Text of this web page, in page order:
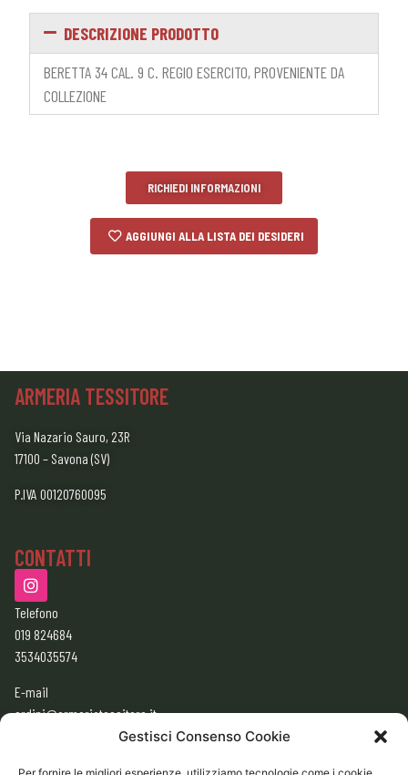
Gestisci Consenso Cookie
DESCRIZIONE PRODOTTO
BERETTA 34 CAL. 9 C. REGIO ESERCITO, PROVENIENTE DA
COLLEZIONE
RICHIEDI INFORMAZIONI
AGGIUNGI ALLA LISTA DEI DESIDERI
ARMERIA TESSITORE
Via Nazario Sauro, 23R
17100 – Savona (SV)
P.IVA 00120760095
CONTATTI
Telefono
019 824684
3534035574
E-mail
ordini@armeriatessitore.it
armeriatessitore@gmail.com